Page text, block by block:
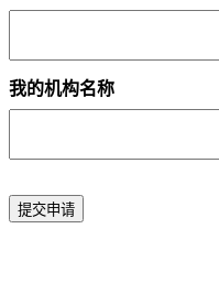
我的机构名称
提交申请